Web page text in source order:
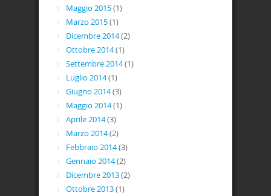
Maggio 2015(1)
Marzo 2015(1)
Dicembre 2014(2)
Ottobre 2014(1)
Settembre 2014(1)
Luglio 2014(1)
Giugno 2014(3)
Maggio 2014(1)
Aprile 2014(3)
Marzo 2014(2)
Febbraio 2014(3)
Gennaio 2014(2)
Dicembre 2013(2)
Ottobre 2013(1)